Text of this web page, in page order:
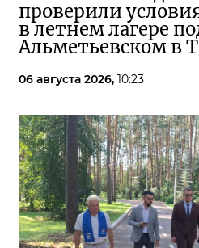
проверили
в летнем лагере
Альметьевском в
06 августа 2026, 10:23